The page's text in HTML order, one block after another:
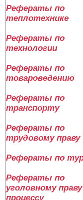
Рефераты по
теплотехнике
Рефераты по
технологии
Рефераты по
товароведению
Рефераты по
транспорту
Рефераты по
трудовому праву
Рефераты по
Рефераты по
уголовному
процессу